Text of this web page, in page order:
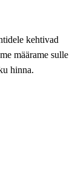
kehtivad
määrame sulle
hinna.